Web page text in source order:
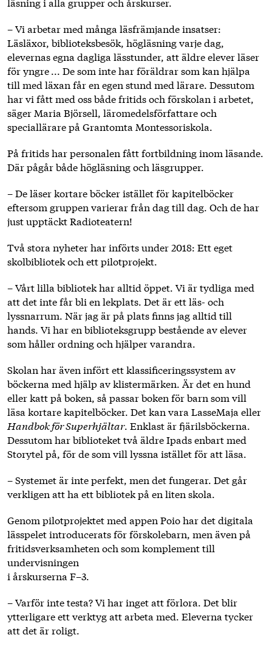
– Vi arbetar med många läsfrämjande insatser:
Läsläxor, biblioteksbesök, högläsning varje dag,
elevernas egna dagliga lässtunder, att äldre elever läser
för yngre ... De som inte har föräldrar som kan hjälpa
till med läxan får en egen stund med lärare. Dessutom
har vi fått med oss både fritids och förskolan i arbetet,
säger Maria Björsell, läromedelsförfattare och
speciallärare på Grantomta Montessoriskola.
På fritids har personalen fått fortbildning inom läsande.
Där pågår både högläsning och läsgrupper.
– De läser kortare böcker istället för kapitelböcker
eftersom gruppen varierar från dag till dag. Och de har
just upptäckt Radioteatern!
Två stora nyheter har införts under 2018: Ett eget
skolbibliotek och ett pilotprojekt.
– Vårt lilla bibliotek har alltid öppet. Vi är tydliga med
att det inte får bli en lekplats. Det är ett läs- och
lyssnarrum. När jag är på plats finns jag alltid till
hands. Vi har en biblioteksgrupp bestående av elever
som håller ordning och hjälper varandra.
Skolan har även infört ett klassificeringssystem av
böckerna med hjälp av klistermärken. Är det en hund
eller katt på boken, så passar boken för barn som vill
läsa kortare kapitelböcker. Det kan vara LasseMaja eller
Handbok för Superhjältar. Enklast är fjärilsböckerna.
Dessutom har biblioteket två äldre Ipads enbart med
Storytel på, för de som vill lyssna istället för att läsa.
– Systemet är inte perfekt, men det fungerar. Det går
verkligen att ha ett bibliotek på en liten skola.
Genom pilotprojektet med appen Poio har det digitala
lässpelet introducerats för förskolebarn, men även på
fritidsverksamheten och som komplement till
undervisningen
i årskurserna F–3.
– Varför inte testa? Vi har inget att förlora. Det blir
ytterligare ett verktyg att arbeta med. Eleverna tycker
att det är roligt.